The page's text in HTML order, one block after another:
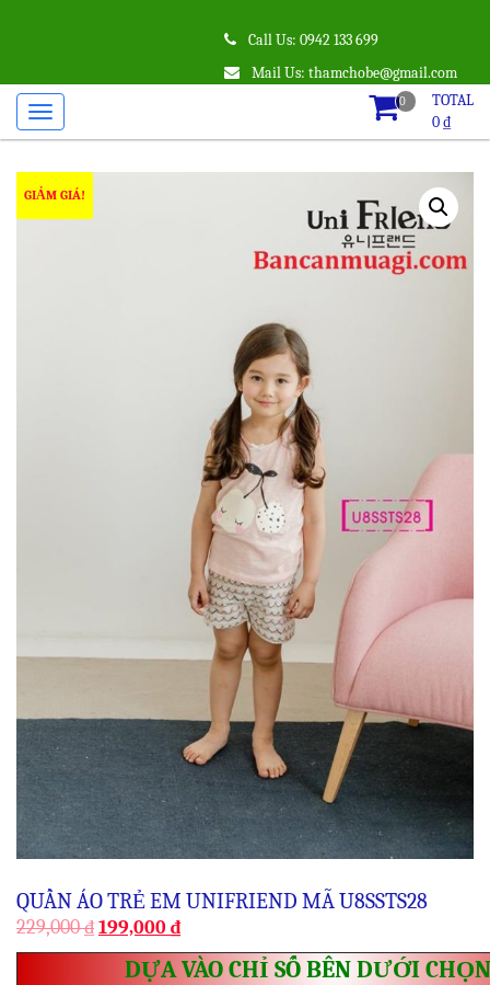
Call Us: 0942 133 699
Mail Us: thamchobe@gmail.com
0
TOTAL
0₫
GIẢM GIÁ!
QUẦN ÁO TRẺ EM UNIFRIEND MÃ U8SSTS28
229,000₫ 199,000 ₫
DỰA VÀO CHỈ SỐ BÊN DƯỚI